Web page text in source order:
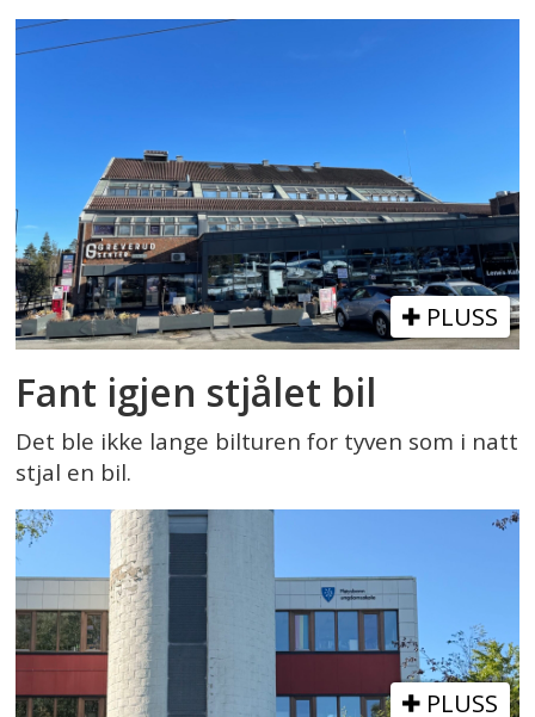
PLUSS
Fant igjen stjålet bil
Det ble ikke lange bilturen for tyven som i natt
stjal en bil.
PLUSS